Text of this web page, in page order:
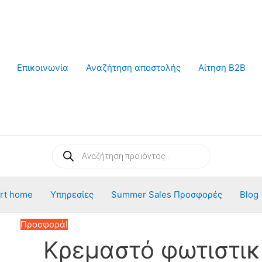
Επικοινωνία
Αναζήτηση αποστολής Αίτηση B2B
Products
search
home Υπηρεσίες Summer Sales Προσφορές Blog
Προσφορά!
Κρεμαστό